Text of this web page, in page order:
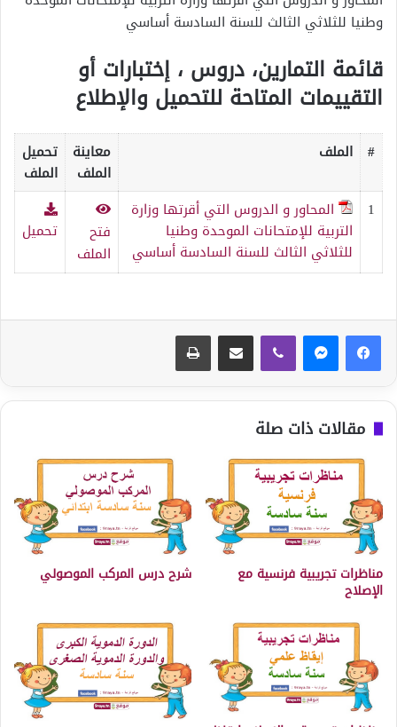
وطنيا للثلاثي الثالث للسنة السادسة أساسي
قائمة التمارين، دروس ، إختبارات أو
التقييمات المتاحة للتحميل والإطلاع
# الملف
معاينة
الملف
تحميل
الملف
1
المحاور و الدروس التي أقرتها وزارة
التربية للإمتحانات الموحدة وطنيا
للثلاثي الثالث للسنة السادسة أساسي
فتح
الملف
تحميل
مقالات ذات صلة
مناظرات تجريبية فرنسية مع
الإصلاح
شرح درس المركب الموصولي